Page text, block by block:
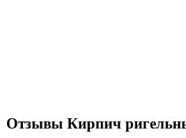
Отзывы Кирпич